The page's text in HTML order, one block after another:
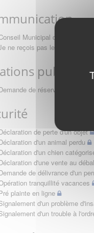
Municipal des Jeunes
ne reçois pas le Saint-
publiques
de réservation d'une
de perte d'un objet
d'un animal perdu
d'un chien
d'une vente au
de délivrance d'un
tranquillité vacances
plainte en ligne
d'un problème
d'un trouble à